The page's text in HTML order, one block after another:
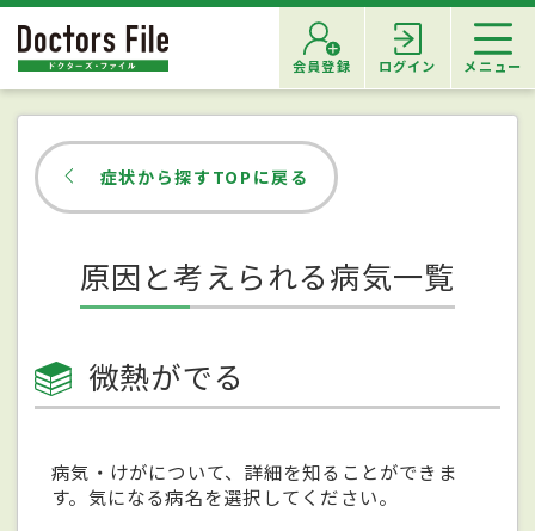
会員登録 ログイン メニュー
症状から探すTOPに戻る
原因と考えられる病気一覧
微熱がでる
病気・けがについて、詳細を知ることができま
す。気になる病名を選択してください。